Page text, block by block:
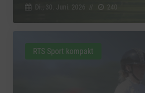
Di., 30. Juni. 2026 // 240
RTS Sport kompakt